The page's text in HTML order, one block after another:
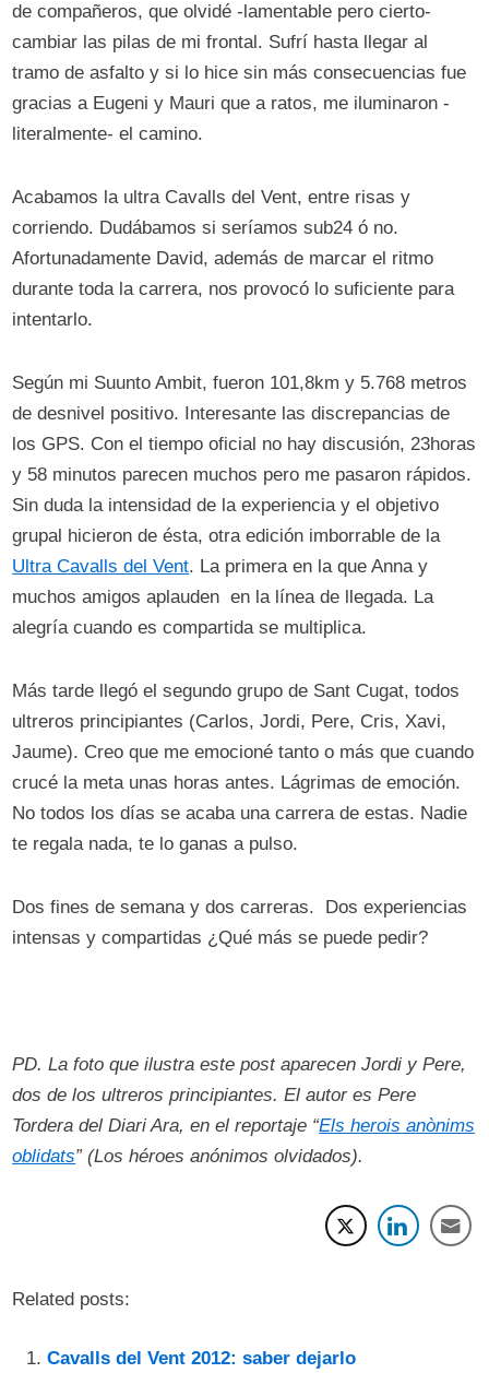
de compañeros, que olvidé -lamentable pero cierto-
cambiar las pilas de mi frontal. Sufrí hasta llegar al
tramo de asfalto y si lo hice sin más consecuencias fue
gracias a Eugeni y Mauri que a ratos, me iluminaron -
literalmente- el camino.
Acabamos la ultra Cavalls del Vent, entre risas y
corriendo. Dudábamos si seríamos sub24 ó no.
Afortunadamente David, además de marcar el ritmo
durante toda la carrera, nos provocó lo suficiente para
intentarlo.
Según mi Suunto Ambit, fueron 101,8km y 5.768 metros
de desnivel positivo. Interesante las discrepancias de
los GPS. Con el tiempo oficial no hay discusión, 23horas
y 58 minutos parecen muchos pero me pasaron rápidos.
Sin duda la intensidad de la experiencia y el objetivo
grupal hicieron de ésta, otra edición imborrable de la
Ultra Cavalls del Vent. La primera en la que Anna y
muchos amigos aplauden en la línea de llegada. La
alegría cuando es compartida se multiplica.
Más tarde llegó el segundo grupo de Sant Cugat, todos
ultreros principiantes (Carlos, Jordi, Pere, Cris, Xavi,
Jaume). Creo que me emocioné tanto o más que cuando
crucé la meta unas horas antes. Lágrimas de emoción.
No todos los días se acaba una carrera de estas. Nadie
te regala nada, te lo ganas a pulso.
Dos fines de semana y dos carreras. Dos experiencias
intensas y compartidas ¿Qué más se puede pedir?
PD. La foto que ilustra este post aparecenJordi y Pere,
dos de los ultreros principiantes. El autores Pere
Tordera del Diari Ara, en el reportaje “Els herois anònims
oblidats” (Los héroes anónimos olvidados).
Related posts:
Cavalls del Vent 2012: saber dejarlo